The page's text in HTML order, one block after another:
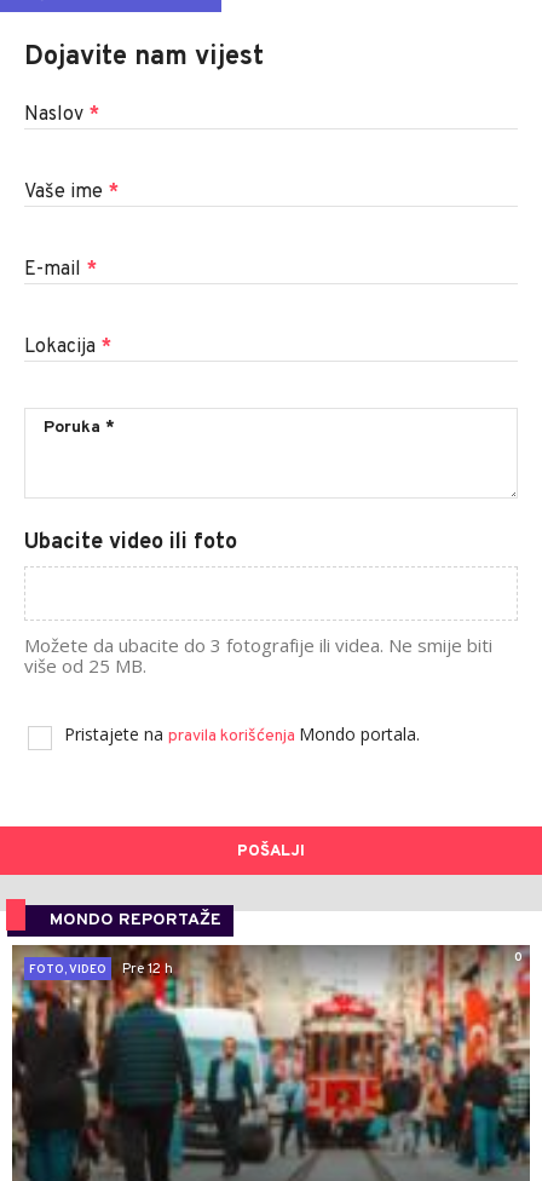
Dojavite nam vijest
Naslov *
Vaše ime *
E-mail *
Lokacija *
Ubacite video ili foto
Možete da ubacite do 3 fotografije ili videa. Ne smije biti
više od 25 MB.
Pristajete na pravila korišćenja Mondo portala.
POŠALJI
MONDO REPORTAŽE
0
FOTO, VIDEO
Pre 12 h